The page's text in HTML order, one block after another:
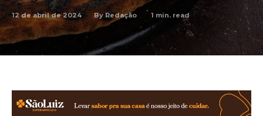
12 de abril de 2024 By Redação 1 min. read